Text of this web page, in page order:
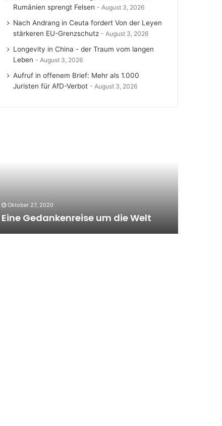
Rumänien sprengt Felsen
August 3, 2026
Nach Andrang in Ceuta fordert Von der Leyen
stärkeren EU-Grenzschutz
August 3, 2026
Longevity in China - der Traum vom langen
Leben
August 3, 2026
Aufruf in offenem Brief: Mehr als 1.000
Juristen für AfD-Verbot
August 3, 2026
Oktober 27, 2020
Eine Gedankenreise um die Welt